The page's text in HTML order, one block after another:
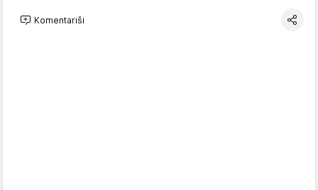
Komentariši